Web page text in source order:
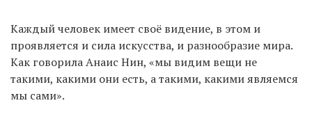
Каждый человек имеет своё видение, в этом и
проявляется и сила искусства, и разнообразие мира.
Как говорила Анаис Нин, «мы видим вещи не
такими, какими они есть, а такими, какими являемся
мы сами».